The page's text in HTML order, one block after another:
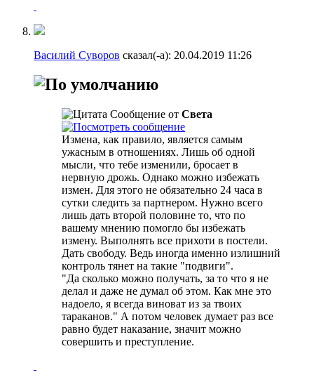
Василий Суворов сказал(-а): 20.04.2019 11:26
Сообщение от Света
Измена, как правило, является самым
ужасным в отношениях. Лишь об одной
мысли, что тебе изменили, бросает в
нервную дрожь. Однако можно избежать
измен. Для этого не обязательно 24 часа в
сутки следить за партнером. Нужно всего
лишь дать второй половине то, что по
вашему мнению помогло бы избежать
измену. Выполнять все прихоти в постели.
Дать свободу. Ведь иногда именно излишний
контроль тянет на такие "подвиги".
"Да сколько можно получать, за то что я не
делал и даже не думал об этом. Как мне это
надоело, я всегда виноват из за твоих
тараканов." А потом человек думает раз все
равно будет наказание, значит можно
совершить и преступление.